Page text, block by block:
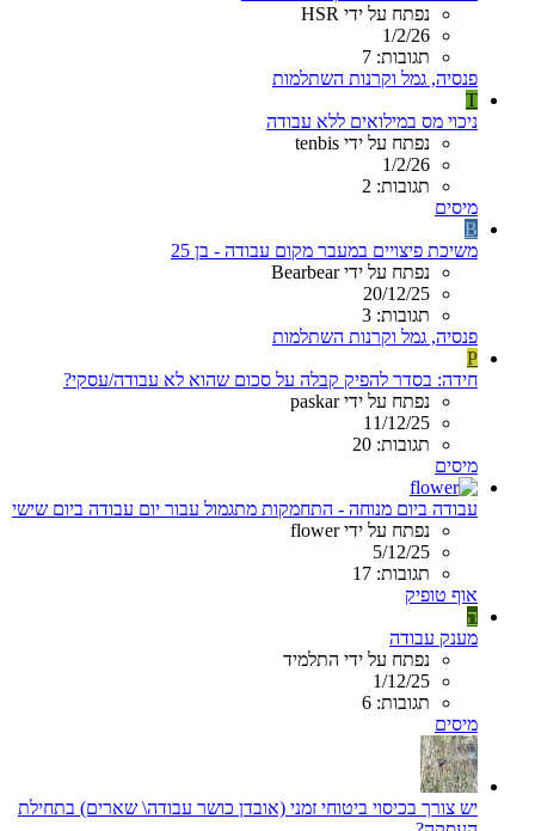
נפתח על ידי HSR
1/2/26
תגובות: 7
פנסיה, גמל וקרנות השתלמות
T
ניכוי מס במילואים ללא עבודה
נפתח על ידי tenbis
1/2/26
תגובות: 2
מיסים
B
משיכת פיצויים במעבר מקום עבודה - בן 25
נפתח על ידי Bearbear
20/12/25
תגובות: 3
פנסיה, גמל וקרנות השתלמות
P
חידה: בסדר להפיק קבלה על סכום שהוא לא עבודה/עסקי?
נפתח על ידי paskar
11/12/25
תגובות: 20
מיסים
עבודה ביום מנוחה - התחמקות מתגמול עבור יום עבודה ביום שישי
נפתח על ידי flower
5/12/25
תגובות: 17
אוף טופיק
ה
מענק עבודה
נפתח על ידי התלמיד
1/12/25
תגובות: 6
מיסים
יש צורך בכיסוי ביטוחי זמני (אובדן כושר עבודה\ שארים) בתחילת